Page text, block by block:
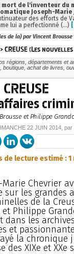
de la) par Vincent
> CREUSE (Les
régions, départements et
boutique, achat de livres,
CREUSE
et Philippe
22 JUIN 2014 , par
de lecture estimé : 1
Chevrier
sur les grandes
de la
et Philippe
les
et
la chronique
des XIXe et XXe
mort de l'inventeur du
Joseph-Marie
des efforts de
lui a perfectionné (…)